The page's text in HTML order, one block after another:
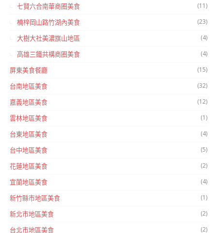
七賢六合南華商圈美食 (11)
楠梓岡山路竹湖內美食 (23)
大樹大社美濃旗山地區 (4)
高雄三鐵共構商圈美食 (4)
屏東美食餐廳 (15)
台南地區美食 (32)
嘉義地區美食 (12)
雲林地區美食 (1)
台東地區美食 (4)
台中地區美食 (5)
花蓮地區美食 (2)
宜蘭地區美食 (4)
新竹縣市地區美食 (1)
新北市地區美食 (2)
台北市地區美食 (2)